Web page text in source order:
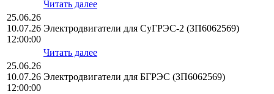
Читать далее
25.06.26
10.07.26
12:00:00
Электродвигатели для СуГРЭС-2 (ЗП6062569)
Читать далее
25.06.26
10.07.26
12:00:00
Электродвигатели для БГРЭС (ЗП6062569)